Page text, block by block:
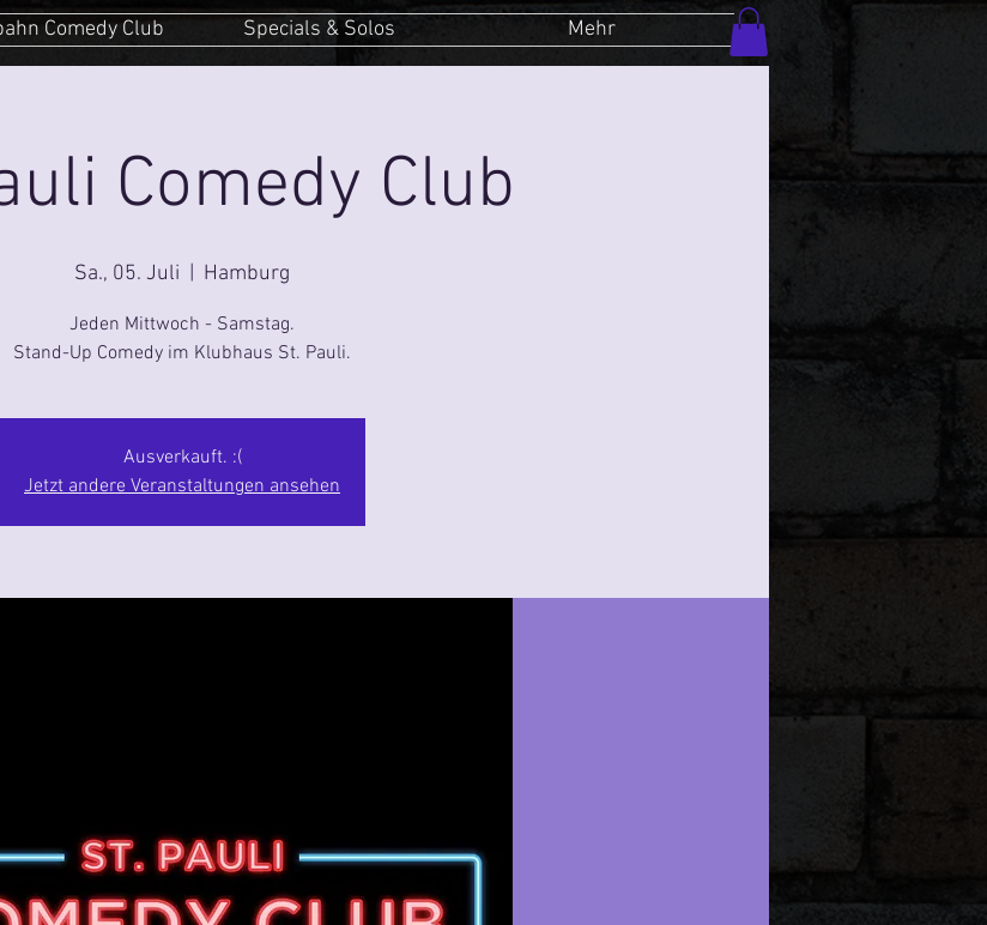
Comedy Club Specials & Solos Mehr
Comedy Club
Sa., 05. Juli Hamburg
Jeden Mittwoch - Samstag.
Stand-Up Comedy im Klubhaus St. Pauli.
Ausverkauft. :(
Jetzt andere Veranstaltungen ansehen